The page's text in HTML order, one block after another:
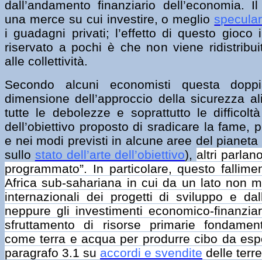
dall’andamento finanziario dell’economia.
una merce su cui investire, o meglio
i guadagni privati; l’effetto di questo
riservato a pochi è che non viene
alle collettività.
Secondo alcuni economisti questa
dimensione dell’approccio della sicurezza
tutte le debolezze e soprattutto le
dell’obiettivo proposto di sradicare la fame,
e nei modi previsti in alcune aree del pianeta
sullo stato dell’arte dell’obiettivo), altri
programmato”. In particolare, questo
Africa sub-sahariana in cui da un lato non
internazionali dei progetti di sviluppo e
neppure gli investimenti economico-
sfruttamento di risorse primarie
come terra e acqua per produrre cibo da
paragrafo 3.1 su accordi e svendite delle